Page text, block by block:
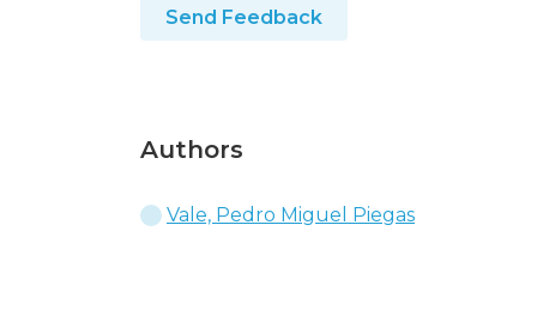
Send Feedback
Authors
Vale, Pedro Miguel Piegas